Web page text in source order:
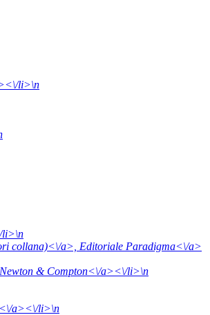
li>\n
li>\n
collana)<\/a>, Editoriale Paradigma<\/a>
Newton & Compton<\/a><\/li>\n
a><\/li>\n